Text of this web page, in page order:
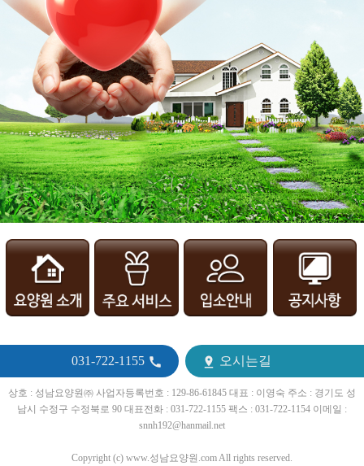
031-722-1155   오시는길
상호 : 성남요양원㈜ 사업자등록번호 : 129-86-61845 대표 : 이영숙 주소 : 경기도 성
남시 수정구 수정북로 90 대표전화 : 031-722-1155 팩스 : 031-722-1154 이메일 :
snnh192@hanmail.net
Copyright (c) www.성남요양원.com All rights reserved.